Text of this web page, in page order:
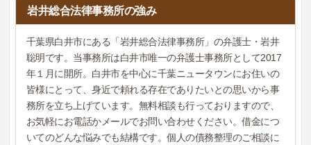
岩井総合法律事務所の強み
千葉県白井市にある「岩井総合法律事務所」の弁護士・岩井
聡明です。当事務所は白井市唯一の弁護士事務所として2017
年１月に開所。白井市を中心に千葉ニュータウンにお住いの
皆様にとって、身近で頼れる存在でありたいとの思いから事
務所を立ち上げています。無料相談も行っておりますので、
お気軽にお電話かメールでお問い合わせください。借金につ
いてのどんな悩みでも結構です。個人の債務整理のご相談に